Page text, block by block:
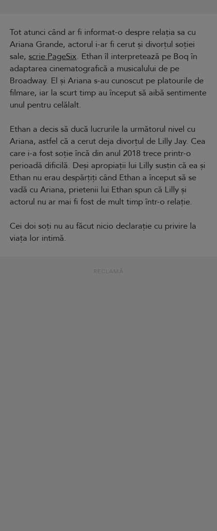
Tot atunci când ar fi informat-o despre relația sa cu
Ariana Grande, actorul i-ar fi cerut și divorțul soției
sale, scrie PageSix. Ethan îl interpretează pe Boq în
adaptarea cinematografică a musicalului de pe
Broadway. El și Ariana s-au cunoscut pe platourile de
filmare, iar la scurt timp au început să aibă sentimente
unul pentru celălalt.
Ethan a decis să ducă lucrurile la următorul nivel cu
Ariana, astfel că a cerut deja divorțul de Lilly Jay. Cea
care i-a fost soție încă din anul 2018 trece printr-o
perioadă dificilă. Deși apropiații lui Lilly susțin că ea și
Ethan nu erau despărțiți când Ethan a început să se
vadă cu Ariana, prietenii lui Ethan spun că Lilly și
actorul nu ar mai fi fost de mult timp într-o relație.
Cei doi soți nu au făcut nicio declarație cu privire la
viața lor intimă.
RECLAMĂ